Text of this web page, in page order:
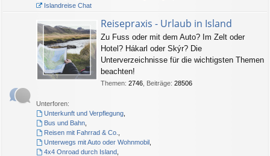
Islandreise Chat
Reisepraxis - Urlaub in Island
Zu Fuss oder mit dem Auto? Im Zelt oder
Hotel? Hákarl oder Skýr? Die
Unterverzeichnisse für die wichtigsten Themen
beachten!
Themen: 2746 Beiträge: 28506
Unterforen:
Unterkunft und Verpflegung,
Bus und Bahn,
Reisen mit Fahrrad & Co.
Unterwegs mit Auto oder Wohnmobil,
4x4 Onroad durch Island,